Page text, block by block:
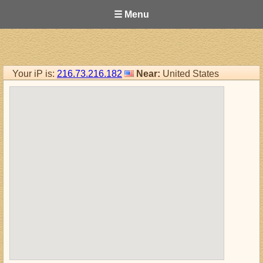
☰ Menu
Your iP is: 216.73.216.182 Near: United States